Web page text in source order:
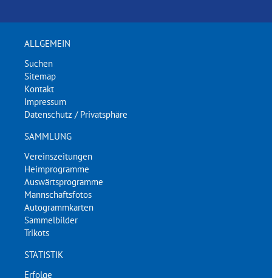
ALLGEMEIN
Suchen
Sitemap
Kontakt
Impressum
Datenschutz / Privatsphäre
SAMMLUNG
Vereinszeitungen
Heimprogramme
Auswärtsprogramme
Mannschaftsfotos
Autogrammkarten
Sammelbilder
Trikots
STATISTIK
Erfolge